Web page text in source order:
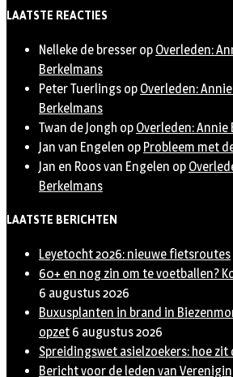
LAATSTE REACTIES
Nelleke de bresser op Overleden:
Berkelmans
Peter Tuerlings op Overleden:
Berkelmans
Twan de Jongh op Overleden:
Jan van Engelen op Probleem met
Jan en Roos van Engelen op
Berkelmans
LAATSTE BERICHTEN
Leyetocht 2026: nieuwe fietsroutes
60+ en nog zin om te voetballen?
6 augustus 2026
Buxusplanten in brand in
opzet 6 augustus 2026
Spreidingswet asielzoekers: hoe zit
Bericht voor de leden van